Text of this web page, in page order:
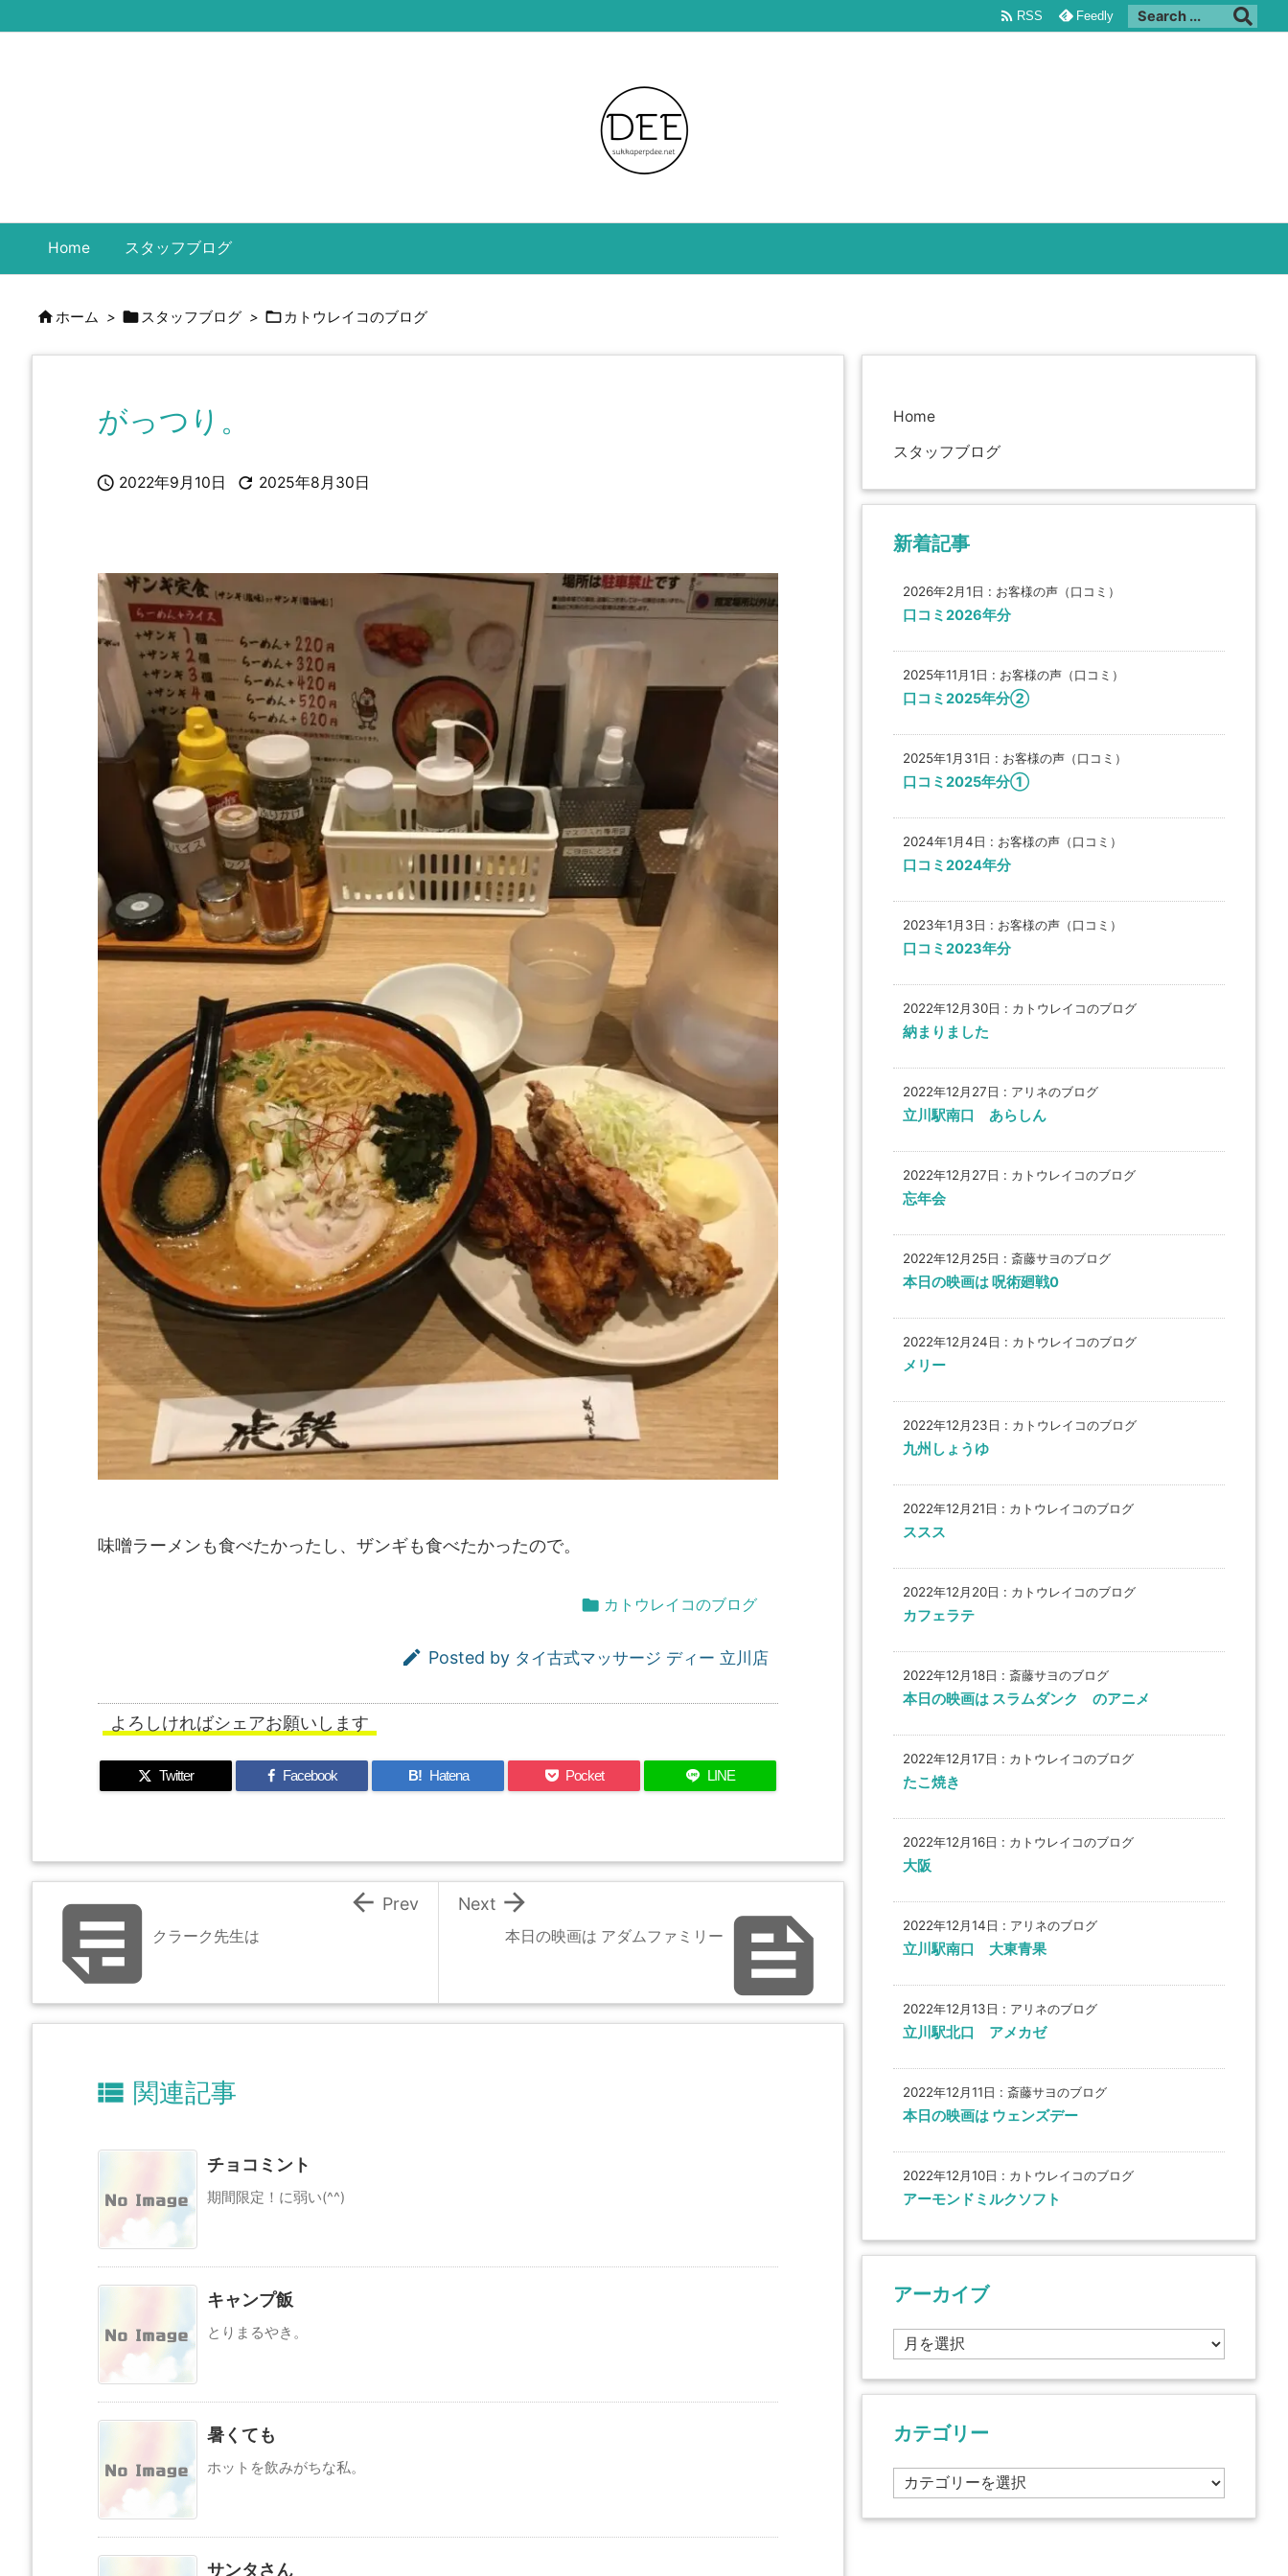
Home スタッフブログ
 RSS Feedly
ホーム > スタッフブログ >  カトウレイコのブログ
がっつり。
 2022年9月10日  2025年8月30日
味噌ラーメンも食べたかったし、ザンギも食べたかったので。
 カトウレイコのブログ
 Posted by タイ古式マッサージ ディー 立川店
よろしければシェアお願いします
Twitter Facebook B! Hatena Pocket LINE

本日の映画は アダムファミリー

Next
クラーク先生は
 Prev
 関連記事
チョコミント
期間限定！に弱い(^^)
キャンプ飯
とりまるやき。
暑くても
ホットを飲みがちな私。
サンタさん
Home
スタッフブログ
新着記事
2026年2月1日 : お客様の声（口コミ）
口コミ2026年分
2025年11月1日 : お客様の声（口コミ）
口コミ2025年分②
2025年1月31日 : お客様の声（口コミ）
口コミ2025年分①
2024年1月4日 : お客様の声（口コミ）
口コミ2024年分
2023年1月3日 : お客様の声（口コミ）
口コミ2023年分
2022年12月30日 : カトウレイコのブログ
納まりました
2022年12月27日 : アリネのブログ
立川駅南口 あらしん
2022年12月27日 : カトウレイコのブログ
忘年会
2022年12月25日 : 斎藤サヨのブログ
本日の映画は 呪術廻戦0
2022年12月24日 : カトウレイコのブログ
メリー
2022年12月23日 : カトウレイコのブログ
九州しょうゆ
2022年12月21日 : カトウレイコのブログ
ススス
2022年12月20日 : カトウレイコのブログ
カフェラテ
2022年12月18日 : 斎藤サヨのブログ
本日の映画は スラムダンク のアニメ
2022年12月17日 : カトウレイコのブログ
たこ焼き
2022年12月16日 : カトウレイコのブログ
大阪
2022年12月14日 : アリネのブログ
立川駅南口 大東青果
2022年12月13日 : アリネのブログ
立川駅北口 アメカゼ
2022年12月11日 : 斎藤サヨのブログ
本日の映画は ウェンズデー
2022年12月10日 : カトウレイコのブログ
アーモンドミルクソフト
アーカイブ
ア
ー
カ
イ
カテゴリー
カ
テ
ゴ